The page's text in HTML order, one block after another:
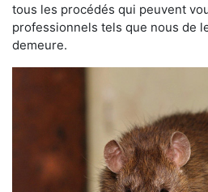
tous les procédés qui peuvent
professionnels tels que nous de
demeure.